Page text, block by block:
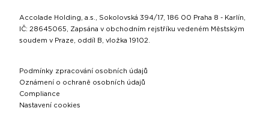
Accolade Holding, a.s., Sokolovská 394/17, 186 00 Praha 8 - Karlín,
IČ: 28645065, Zapsána v obchodním rejstříku vedeném Městským
soudem v Praze, oddíl B, vložka 19102.
Podmínky zpracování osobních údajů
Oznámení o ochraně osobních údajů
Compliance
Nastavení cookies